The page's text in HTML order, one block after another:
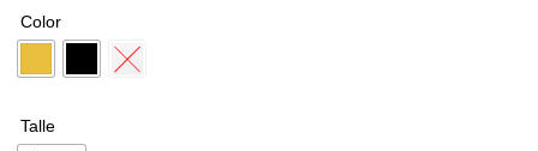
Color
Talle